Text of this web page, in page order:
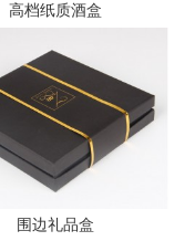
高档纸质酒盒
围边礼品盒